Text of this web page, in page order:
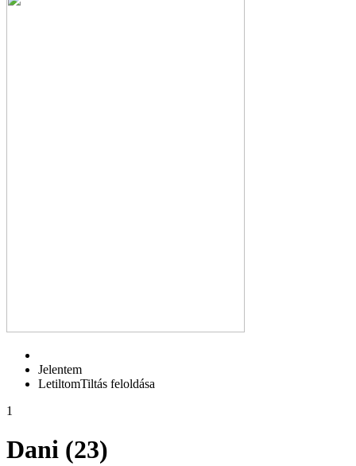
Jelentem
LetiltomTiltás feloldása
1
Dani (23)